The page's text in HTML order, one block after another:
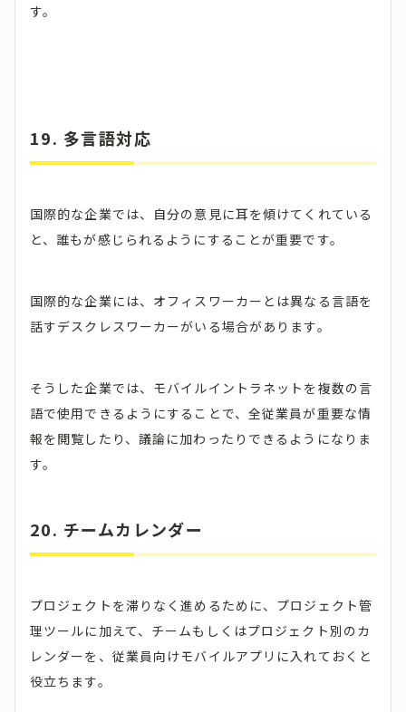
す。
19. 多言語対応
国際的な企業では、自分の意見に耳を傾けてくれている
と、誰もが感じられるようにすることが重要です。
国際的な企業には、オフィスワーカーとは異なる言語を
話すデスクレスワーカーがいる場合があります。
そうした企業では、モバイルイントラネットを複数の言
語で使用できるようにすることで、全従業員が重要な情
報を閲覧したり、議論に加わったりできるようになりま
す。
20. チームカレンダー
プロジェクトを滞りなく進めるために、プロジェクト管
理ツールに加えて、チームもしくはプロジェクト別のカ
レンダーを、従業員向けモバイルアプリに入れておくと
役立ちます。